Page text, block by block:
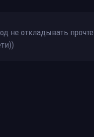
не откладывать